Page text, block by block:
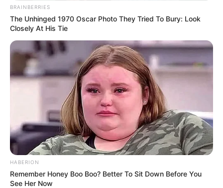
BRAINBERRIES
The Unhinged 1970 Oscar Photo They Tried To Bury: Look
Closely At His Tie
HABERION
Remember Honey Boo Boo? Better To Sit Down Before You
See Her Now